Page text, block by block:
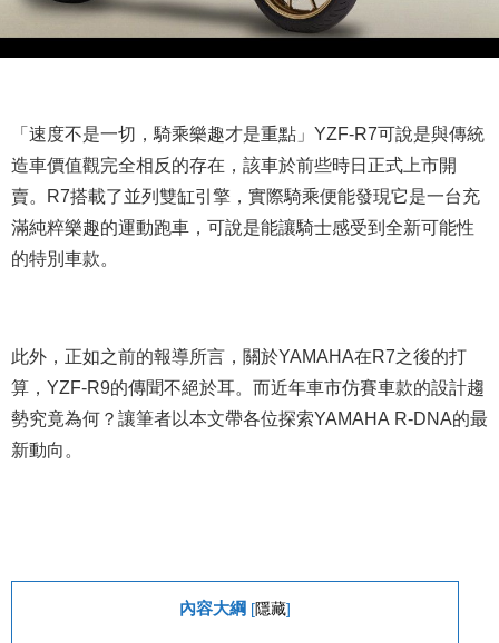
「速度不是一切，騎乘樂趣才是重點」YZF-R7可說是與傳統
造車價值觀完全相反的存在，該車於前些時日正式上市開
賣。R7搭載了並列雙缸引擎，實際騎乘便能發現它是一台充
滿純粹樂趣的運動跑車，可說是能讓騎士感受到全新可能性
的特別車款。
此外，正如之前的報導所言，關於YAMAHA在R7之後的打
算，YZF-R9的傳聞不絕於耳。而近年車市仿賽車款的設計趨
勢究竟為何？讓筆者以本文帶各位探索YAMAHA R-DNA的最
新動向。
內容大綱 [隱藏]